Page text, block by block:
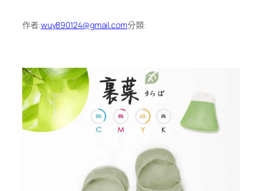
作者:wuy890124@gmail.com分類: